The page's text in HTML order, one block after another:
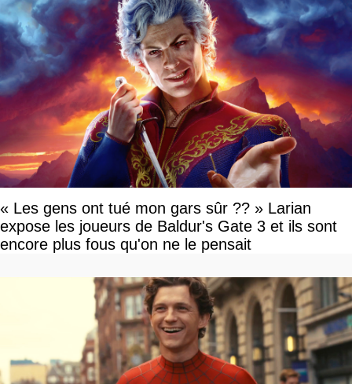
« Les gens ont tué mon gars sûr ?? » Larian
expose les joueurs de Baldur's Gate 3 et ils sont
encore plus fous qu'on ne le pensait